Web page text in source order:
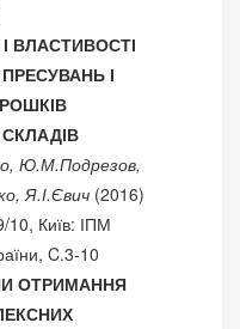
ВЛАСТИВОСТІ
І
Ю.М.Подрезов,
Я.І.Євич (2016)
10, Київ: ІПМ
C.3-10
ОТРИМАННЯ